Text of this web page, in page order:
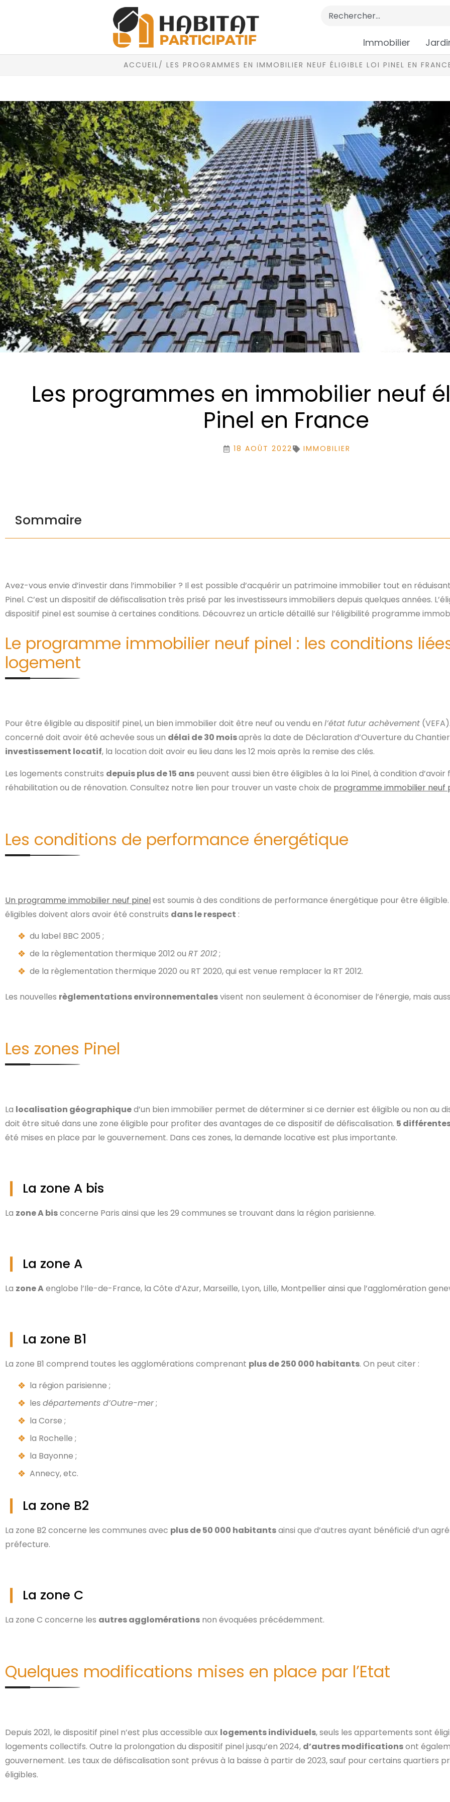
Immobilier
ACCUEIL/ LES PROGRAMMES EN IMMOBILIER NEUF ÉLIGIBLE LOI PINEL EN
Les programmes en immobilier neuf
Pinel en France
18 AOÛT 2022 IMMOBILIER
Sommaire
Avez-vous envie d’investir dans l’immobilier ? Il est possible d’acquérir un patrimoine immobilier tout en
Pinel. C’est un dispositif de défiscalisation très prisé par les investisseurs immobiliers depuis quelques années.
dispositif pinel est soumise à certaines conditions. Découvrez un article détaillé sur l’éligibilité programme
Le programme immobilier neuf pinel : les conditions
logement
Pour être éligible au dispositif pinel, un bien immobilier doit être neuf ou vendu en l’état futur achèvement
concerné doit avoir été achevée sous un délai de 30 moisaprès la date de Déclaration d’Ouverture du
investissement locatif, la location doit avoir eu lieu dans les 12 mois après la remise des clés.
Les logements construits depuis plus de 15 ans peuvent aussi bien être éligibles à la loi Pinel, à condition
réhabilitation ou de rénovation. Consultez notre lien pour trouver un vaste choix de programme immobilier neuf
Les conditions de performance énergétique
Un programme immobilier neuf pinelest soumis à des conditions de performance énergétique pour être
éligibles doivent alors avoir été construits dans le respect :
du label BBC 2005 ;
de la règlementation thermique 2012 ou RT 2012;
de la règlementation thermique 2020 ou RT 2020, qui est venue remplacer la RT 2012.
Les nouvelles règlementations environnementalesvisent non seulement à économiser de l’énergie, mais
Les zones Pinel
La localisation géographiqued’un bien immobilier permet de déterminer si ce dernier est éligible ou non au
doit être situé dans une zone éligible pour profiter des avantages de ce dispositif de défiscalisation. 5
été mises en place par le gouvernement. Dans ces zones, la demande locative est plus importante.
La zone A bis
La zone A bisconcerne Paris ainsi que les 29 communes se trouvant dans la région parisienne.
La zone A
La zone Aenglobe l’Ile-de-France, la Côte d’Azur, Marseille, Lyon, Lille, Montpellier ainsi que l’agglomération
La zone B1
La zone B1 comprend toutes les agglomérations comprenant plus de 250 000 habitants. On peut citer :
la région parisienne ;
les départements d’Outre-mer;
la Corse ;
la Rochelle ;
la Bayonne ;
Annecy, etc.
La zone B2
La zone B2 concerne les communes avec plus de 50 000 habitantsainsi que d’autres ayant bénéficié d’un
préfecture.
La zone C
La zone C concerne les autres agglomérations non évoquées précédemment.
Quelques modifications mises en place par l’Etat
Depuis 2021, le dispositif pinel n’est plus accessible aux logements individuels, seuls les appartements sont
logements collectifs. Outre la prolongation du dispositif pinel jusqu’en 2024, d’autres modificationsont
gouvernement. Les taux de défiscalisation sont prévus à la baisse à partir de 2023, sauf pour certains quartiers
éligibles.